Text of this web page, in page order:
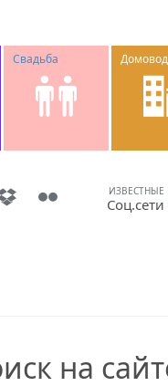
Свадьба
ИЗВЕСТНЫЕ
Соц.сети
на